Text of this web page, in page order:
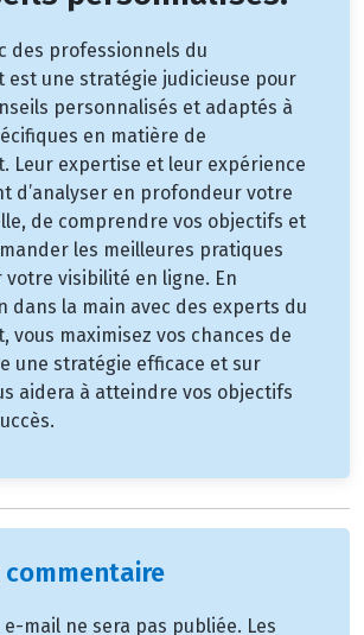
des professionnels du
est une stratégie judicieuse pour
personnalisés et adaptés à
en matière de
Leur expertise et leur expérience
d’analyser en profondeur votre
de comprendre vos objectifs et
les meilleures pratiques
visibilité en ligne. En
dans la main avec des experts du
vous maximisez vos chances de
une stratégie efficace et sur
aidera à atteindre vos objectifs
commentaire
mail ne sera pas publiée. Les